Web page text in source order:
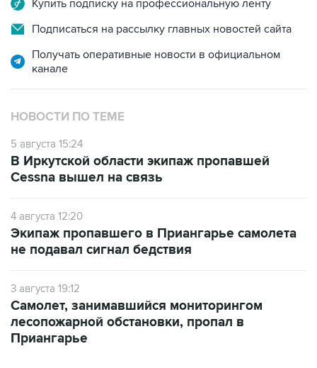
Купить подписку на профессиональную ленту
Подписаться на рассылку главных новостей сайта
Получать оперативные новости в официальном
канале
НОВОСТИ ПО ТЕМЕ
5 августа 15:24
В Иркутской области экипаж пропавшей
Cessna вышел на связь
4 августа 12:20
Экипаж пропавшего в Приангарье самолета
не подавал сигнал бедствия
3 августа 19:12
Самолет, занимавшийся мониторингом
лесопожарной обстановки, пропал в
Приангарье